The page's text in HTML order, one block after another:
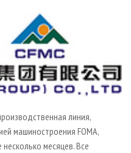
ПЛИТ
линия,
машиностроения FOMA,
месяцев. Все